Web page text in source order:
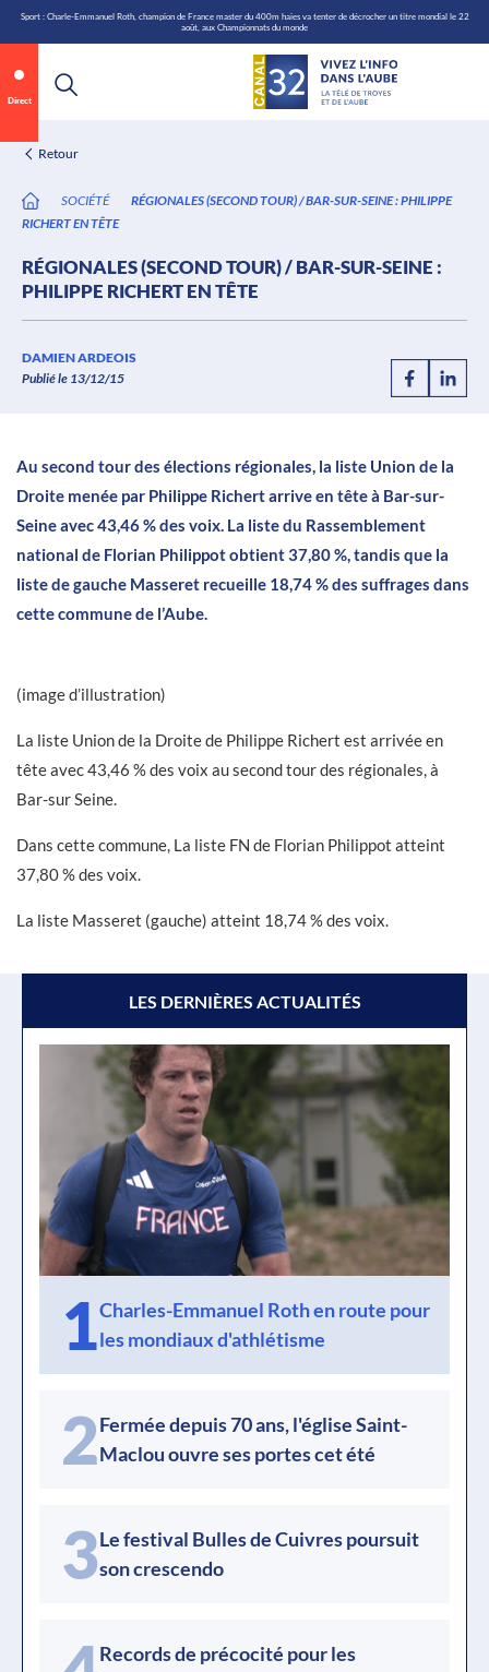
Aller
au
contenu
Sport : Charle-Emmanuel Roth, champion de France master du 400m haies va tenter de décrocher un titre mondial le 22
août, aux Championnats du monde
Direct
Retour
SOCIÉTÉ
RÉGIONALES (SECOND TOUR) / BAR-SUR-SEINE : PHILIPPE
RICHERT EN TÊTE
RÉGIONALES (SECOND TOUR) / BAR-SUR-SEINE :
PHILIPPE RICHERT EN TÊTE
DAMIEN ARDEOIS
Publié le 13/12/15
0:07 / 0:12
Au second tour des élections régionales, la liste Union de la
Droite menée par Philippe Richert arrive en tête à Bar-sur-
Seine avec 43,46 % des voix. La liste du Rassemblement
national de Florian Philippot obtient 37,80 %, tandis que la
liste de gauche Masseret recueille 18,74 % des suffrages dans
cette commune de l’Aube.
(image d’illustration)
La liste Union de la Droite de Philippe Richert est arrivée en
tête avec 43,46 % des voix au second tour des régionales, à
Bar-sur Seine.
Dans cette commune, La liste FN de Florian Philippot atteint
37,80 % des voix.
La liste Masseret (gauche) atteint 18,74 % des voix.
LES DERNIÈRES ACTUALITÉS
1Charles-Emmanuel Roth en route pour
les mondiaux d'athlétisme
2Fermée depuis 70 ans, l'église Saint-
Maclou ouvre ses portes cet été
3Le festival Bulles de Cuivres poursuit
son crescendo
Records de précocité pour les